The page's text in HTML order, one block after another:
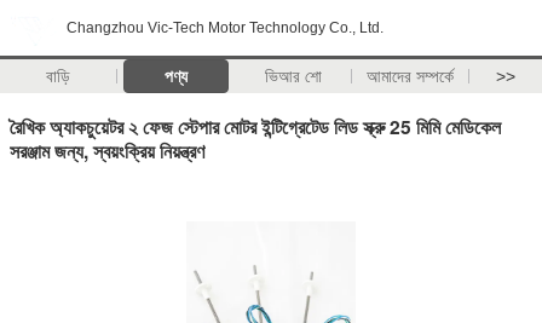
Changzhou Vic-Tech Motor Technology Co., Ltd.
বাড়ি পণ্য ভিআর শো আমাদের সম্পর্কে >>
রৈখিক অ্যাকচুয়েটর ২ ফেজ স্টেপার মোটর ইন্টিগ্রেটেড লিড স্ক্রু 25 মিমি মেডিকেল
সরঞ্জাম জন্য, স্বয়ংক্রিয় নিয়ন্ত্রণ